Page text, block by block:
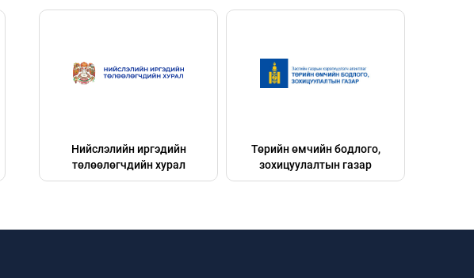
Нийслэлийн иргэдийн
төлөөлөгчдийн хурал
Төрийн өмчийн бодлого,
зохицуулалтын газар